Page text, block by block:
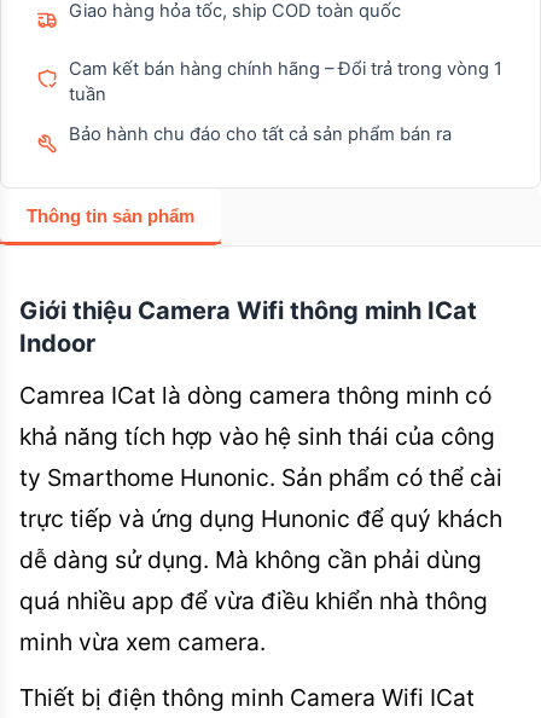
Giao hàng hỏa tốc, ship COD toàn quốc
Cam kết bán hàng chính hãng – Đổi trả trong vòng 1
tuần
Bảo hành chu đáo cho tất cả sản phẩm bán ra
Thông tin sản phẩm
Giới thiệu Camera Wifi thông minh ICat
Indoor
Camrea ICat là dòng camera thông minh có
khả năng tích hợp vào hệ sinh thái của công
ty Smarthome Hunonic. Sản phẩm có thể cài
trực tiếp và ứng dụng Hunonic để quý khách
dễ dàng sử dụng. Mà không cần phải dùng
quá nhiều app để vừa điều khiển nhà thông
minh vừa xem camera.
Thiết bị điện thông minh Camera Wifi ICat